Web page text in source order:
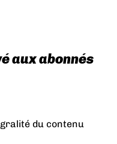
aux abonnés
du contenu